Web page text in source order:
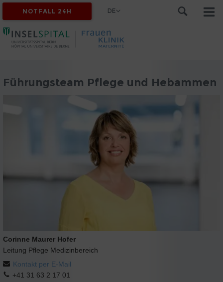
NOTFALL 24H DE
Führungsteam Pflege und Hebammen
Corinne Maurer Hofer
Leitung Pflege Medizinbereich
Kontakt per E-Mail
+41 31 63 2 17 01